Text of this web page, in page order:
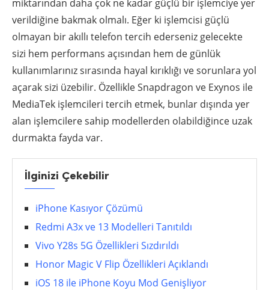
miktarından daha çok ne kadar güçlü bir işlemciye yer
verildiğine bakmak olmalı. Eğer ki işlemcisi güçlü
olmayan bir akıllı telefon tercih ederseniz gelecekte
sizi hem performans açısından hem de günlük
kullanımlarınız sırasında hayal kırıklığı ve sorunlara yol
açarak sizi üzebilir. Özellikle Snapdragon ve Exynos ile
MediaTek işlemcileri tercih etmek, bunlar dışında yer
alan işlemcilere sahip modellerden olabildiğince uzak
durmakta fayda var.
İlginizi Çekebilir
iPhone Kasıyor Çözümü
Redmi A3x ve 13 Modelleri Tanıtıldı
Vivo Y28s 5G Özellikleri Sızdırıldı
Honor Magic V Flip Özellikleri Açıklandı
iOS 18 ile iPhone Koyu Mod Genişliyor